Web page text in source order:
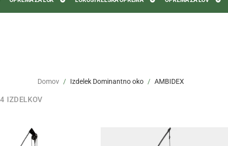
Domov Izdelek Dominantno oko AMBIDEX
IZDELKOV